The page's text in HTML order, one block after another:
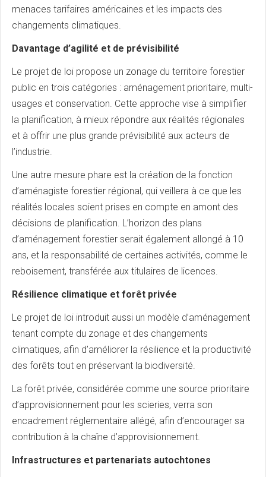
menaces tarifaires américaines et les impacts des
changements climatiques.
Davantage d’agilité et de prévisibilité
Le projet de loi propose un zonage du territoire forestier
public en trois catégories : aménagement prioritaire, multi-
usages et conservation. Cette approche vise à simplifier
la planification, à mieux répondre aux réalités régionales
et à offrir une plus grande prévisibilité aux acteurs de
l’industrie.
Une autre mesure phare est la création de la fonction
d’aménagiste forestier régional, qui veillera à ce que les
réalités locales soient prises en compte en amont des
décisions de planification. L’horizon des plans
d’aménagement forestier serait également allongé à 10
ans, et la responsabilité de certaines activités, comme le
reboisement, transférée aux titulaires de licences.
Résilience climatique et forêt privée
Le projet de loi introduit aussi un modèle d’aménagement
tenant compte du zonage et des changements
climatiques, afin d’améliorer la résilience et la productivité
des forêts tout en préservant la biodiversité.
La forêt privée, considérée comme une source prioritaire
d’approvisionnement pour les scieries, verra son
encadrement réglementaire allégé, afin d’encourager sa
contribution à la chaîne d’approvisionnement.
Infrastructures et partenariats autochtones